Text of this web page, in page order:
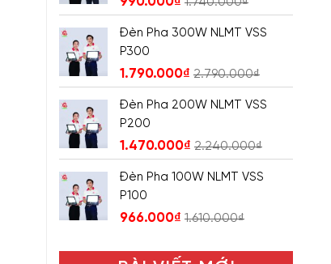
Đèn Pha 300W NLMT VSS
P300
1.790.000₫ 2.790.000₫
Đèn Pha 200W NLMT VSS
P200
1.470.000₫ 2.240.000₫
Đèn Pha 100W NLMT VSS
P100
966.000₫ 1.610.000₫